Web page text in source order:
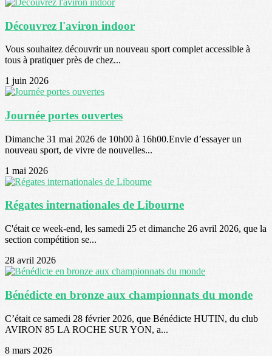
Découvrez l'aviron indoor
Vous souhaitez découvrir un nouveau sport complet accessible à
tous à pratiquer près de chez...
1 juin 2026
Journée portes ouvertes
Dimanche 31 mai 2026 de 10h00 à 16h00.Envie d’essayer un
nouveau sport, de vivre de nouvelles...
1 mai 2026
Régates internationales de Libourne
C'était ce week-end, les samedi 25 et dimanche 26 avril 2026, que la
section compétition se...
28 avril 2026
Bénédicte en bronze aux championnats du monde
C’était ce samedi 28 février 2026, que Bénédicte HUTIN, du club
AVIRON 85 LA ROCHE SUR YON, a...
8 mars 2026